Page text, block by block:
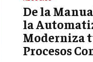
MARKETING
ESTRATEGIAS DE
AGENCIAS DE
AGENCIAS DE
SEO
De la
la
Moderniza
Procesos